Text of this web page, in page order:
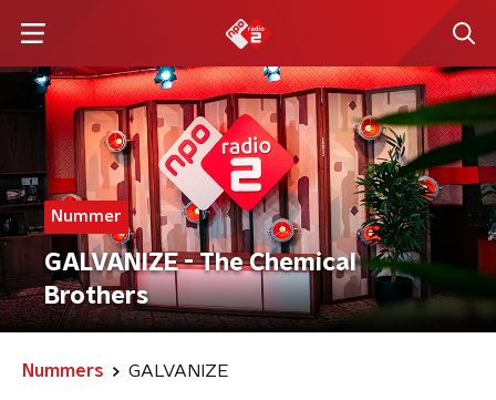
Nummer
GALVANIZE - The Chemical
Brothers
Nummers GALVANIZE